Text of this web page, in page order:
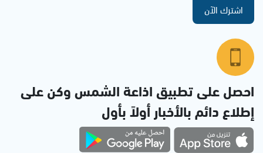
اشترك الآن
احصل على تطبيق اذاعة الشمس وكن على
إطلاع دائم بالأخبار أولاً بأول